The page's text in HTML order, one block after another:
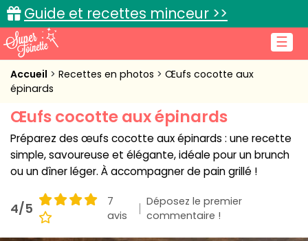
☰
Guide et recettes minceur >>
Accueil
Cuisine pratique
L'actu cuisine
Accueil Recettes en photos
Œufs cocotte aux
épinards
Œufs cocotte aux épinards
Préparez des œufs cocotte aux épinards : une recette
simple, savoureuse et élégante, idéale pour un brunch
ou un dîner léger. À accompagner de pain grillé !
4/5
7
avis
Déposez le premier
commentaire !